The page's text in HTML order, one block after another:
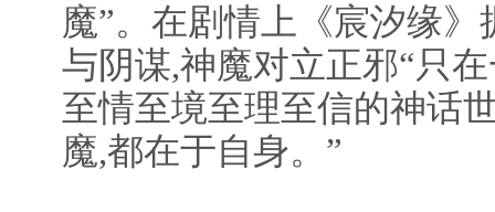
魔”。在剧情上《宸汐缘》
与阴谋,神魔对立正邪“只
至情至境至理至信的神话
魔,都在于自身。”